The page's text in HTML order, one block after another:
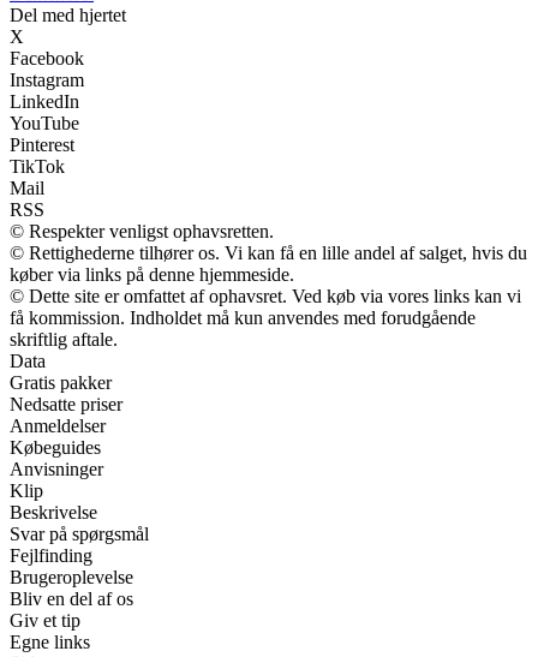
Del med hjertet
X
Facebook
Instagram
LinkedIn
YouTube
Pinterest
TikTok
Mail
RSS
© Respekter venligst ophavsretten.
© Rettighederne tilhører os. Vi kan få en lille andel af salget, hvis du
køber via links på denne hjemmeside.
© Dette site er omfattet af ophavsret. Ved køb via vores links kan vi
få kommission. Indholdet må kun anvendes med forudgående
skriftlig aftale.
Data
Gratis pakker
Nedsatte priser
Anmeldelser
Købeguides
Anvisninger
Klip
Beskrivelse
Svar på spørgsmål
Fejlfinding
Brugeroplevelse
Bliv en del af os
Giv et tip
Egne links